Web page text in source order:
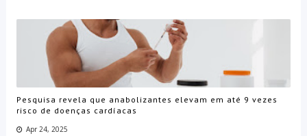
Pesquisa revela que anabolizantes elevam em até 9 vezes
risco de doenças cardíacas
Apr 24, 2025